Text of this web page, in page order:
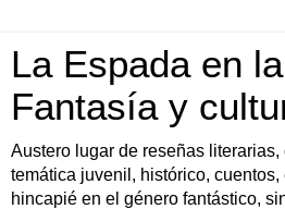
La Espada en
Fantasía y
Austero lugar de reseñas
temática juvenil, histórico, cuentos,
hincapié en el género fantástico,